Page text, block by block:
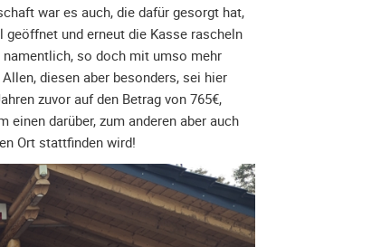
war es auch, die dafür gesorgt hat,
geöffnet und erneut die Kasse rascheln
so doch mit umso mehr
diesen aber besonders, sei hier
zuvor auf den Betrag von 765€,
einen darüber, zum anderen aber auch
Ort stattfinden wird!